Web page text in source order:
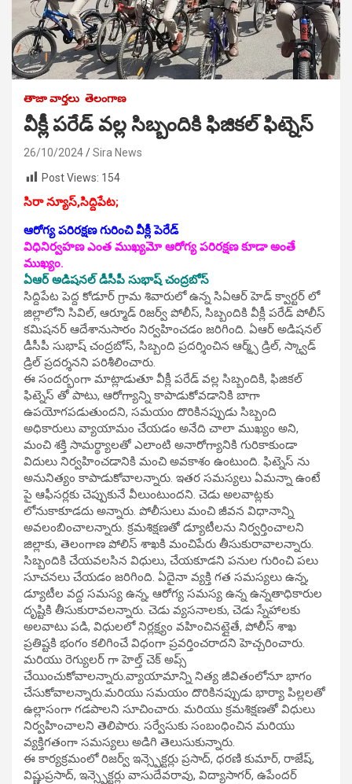
తాజా వార్తలు తెలంగాణ
వీక్లీ పరేడ్ వల్ల సిబ్బందికి ఫిజికల్ ఫిట్నెస్
26/10/2024
Sira News
Post Views: 154
సిరా న్యూస్,సిద్దిపేట;
ఆరోగ్య పరిరక్షణ గురించి వీక్లీ పెరేడ్
విధినిర్వహణ ఎంత ముఖ్యమో ఆరోగ్య పరిరక్షణ కూడా అంతే
ముఖ్యం.
ఏఆర్ అడిషనల్ డీసీపీ సుభాష్ చంద్రబోస్
సిద్దిపేట పెద్ద కోడూర్ గ్రామ శివారులో ఉన్న సిఏఆర్ హెడ్ క్వార్టర్ లో
జిల్లాలోని సివిల్, ఆర్మూడ్ రిజర్వ్ పోలీస్, సిబ్బందికి వీక్లీ పరేడ్ పోలీస్
కమిషనర్ ఆదేశానుసారం నిర్వహించడం జరిగింది. ఏఆర్ అడిషనల్
డీసీపీ సుభాష్ చంద్రబోస్, సిబ్బంది ప్రదర్శించిన ఆర్మ్స్ డ్రిల్, స్క్వాడ్
డ్రిల్ ప్రదర్శనని పరిశీలించారు.
ఈ సందర్భంగా మాట్లాడుతూ వీక్లీ పరేడ్ వల్ల సిబ్బందికి, ఫిజికల్
ఫిట్నెస్ తో పాటు, ఆరోగ్యాన్ని కాపాడుకోవడానికి బాగా
ఉపయోగపడుతుందని, సమయం దొరికినప్పుడు సిబ్బంది
అధికారులు వ్యాయామం చేయడం అనేది చాలా ముఖ్యం అని,
మంచి శక్తి సామర్థ్యాలతో ఎలాంటి అనారోగ్యానికి గురికాకుండా
విదులు నిర్వహించడానికి మంచి అవకాశం ఉంటుంది. ఫిట్నెస్ ను
అనునిత్యం కాపాడుకోవాలన్నారు. ఇతర సమస్యలు ఏమన్నా ఉంటే
పై ఆఫీసర్లకు చెప్పుకునే వీలుంటుందని. చెడు అలవాట్లకు
లోనుకాకూడదు అన్నారు. పోలీసులు మంచి జీవన విధానాన్ని
అవలంబించాలన్నారు. క్రమశిక్షణతో డ్యూటీలను నిర్వర్తించాలని
జిల్లాకు, తెలంగాణ పోలిస్ శాఖకి మంచిపేరు తీసుకురావాలన్నారు.
సిబ్బందికి చేయవలసిన విధులు, చేయకూడని పనుల గురించి పలు
సూచనలు చేయడం జరిగింది. ఏదైనా వ్యక్తి గత సమస్యలు ఉన్న,
డ్యూటీల వద్ద సమస్య ఉన్న, ఆరోగ్య సమస్య ఉన్న ఉన్నతాధికారుల
దృష్టికి తీసుకురావలన్నారు. చెడు వ్యసనాలకు, చెడు స్నేహాలకు
అలవాటు పడి, విధులలో నిర్లక్ష్యం వహించినట్లైతే, పోలీస్ శాఖ
ప్రతిష్టకి భంగం కలిగించే విధంగా ప్రవర్తించరాదని హెచ్చరించారు.
మరియు రెగ్యులర్ గా హెల్త్ చెక్ అప్స్
చేయించుకోవాలన్నారు.వ్యాయామాన్ని నిత్య జీవితంలోనూ భాగం
చేసుకోవాలన్నారు.మరియు సమయం దొరికినప్పుడు భార్యా పిల్లలతో
ఉల్లాసంగా గడపాలని సూచించారు. మరియు క్రమశిక్షణతో విధులు
నిర్వహించాలని తెలిపారు. సర్వేసుకు సంబంధించిన మరియు
వ్యక్తిగతంగా సమస్యలు అడిగి తెలుసుకున్నారు.
ఈ కార్యక్రమంలో రిజర్వ్ ఇన్స్పెక్టర్లు ప్రసాద్, ధరణి కుమార్, రాజేష్,
విష్ణుప్రసాద్, ఇన్స్పెక్టర్లు వాసుదేవరావు, విద్యాసాగర్, ఉపేందర్